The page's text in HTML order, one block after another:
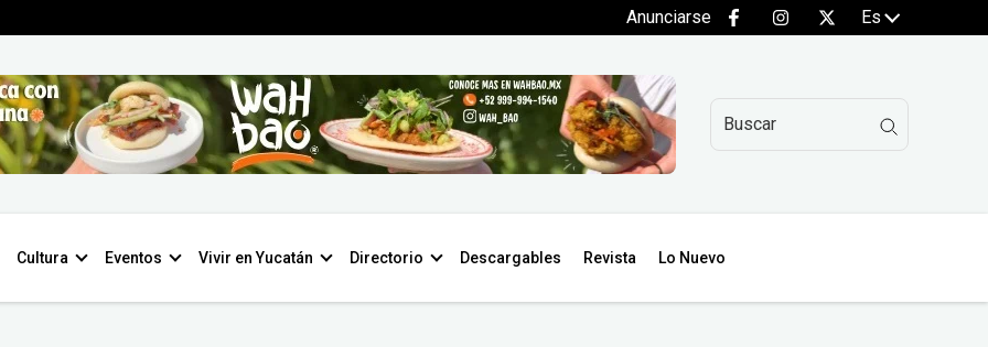
Anunciarse Es
Cultura Eventos Vivir en Yucatán Directorio Descargables Revista Lo Nuevo